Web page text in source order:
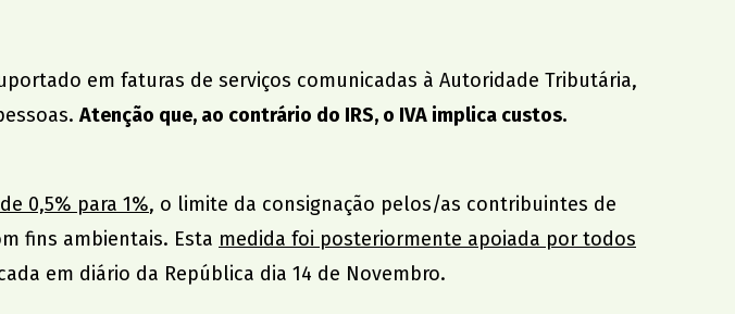
em faturas de serviços comunicadas à Autoridade Tributária,
Atenção que, ao contrário do IRS, o IVA implica custos.
0,5% para 1%, o limite da consignação pelos/as contribuintes de
fins ambientais. Esta medida foi posteriormente apoiada por todos
em diário da República dia 14 de Novembro.